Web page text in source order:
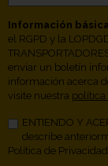
Información
el RGPD y la
enviar un boletín
información acerca
visite nuestra política
ENTIENDO Y
describe
Política de Privacidad.